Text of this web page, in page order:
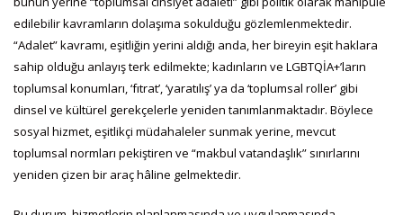
edilebilir kavramların dolaşıma sokulduğu gözlemlenmektedir.
“Adalet” kavramı, eşitliğin yerini aldığı anda, her bireyin eşit haklara
sahip olduğu anlayış terk edilmekte; kadınların ve LGBTQİA+’ların
toplumsal konumları, ‘fıtrat’, ‘yaratılış’ ya da ‘toplumsal roller’ gibi
dinsel ve kültürel gerekçelerle yeniden tanımlanmaktadır. Böylece
sosyal hizmet, eşitlikçi müdahaleler sunmak yerine, mevcut
toplumsal normları pekiştiren ve “makbul vatandaşlık” sınırlarını
yeniden çizen bir araç hâline gelmektedir.